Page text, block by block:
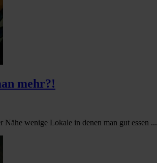
mehr?!
Nähe wenige Lokale in denen man gut essen ...